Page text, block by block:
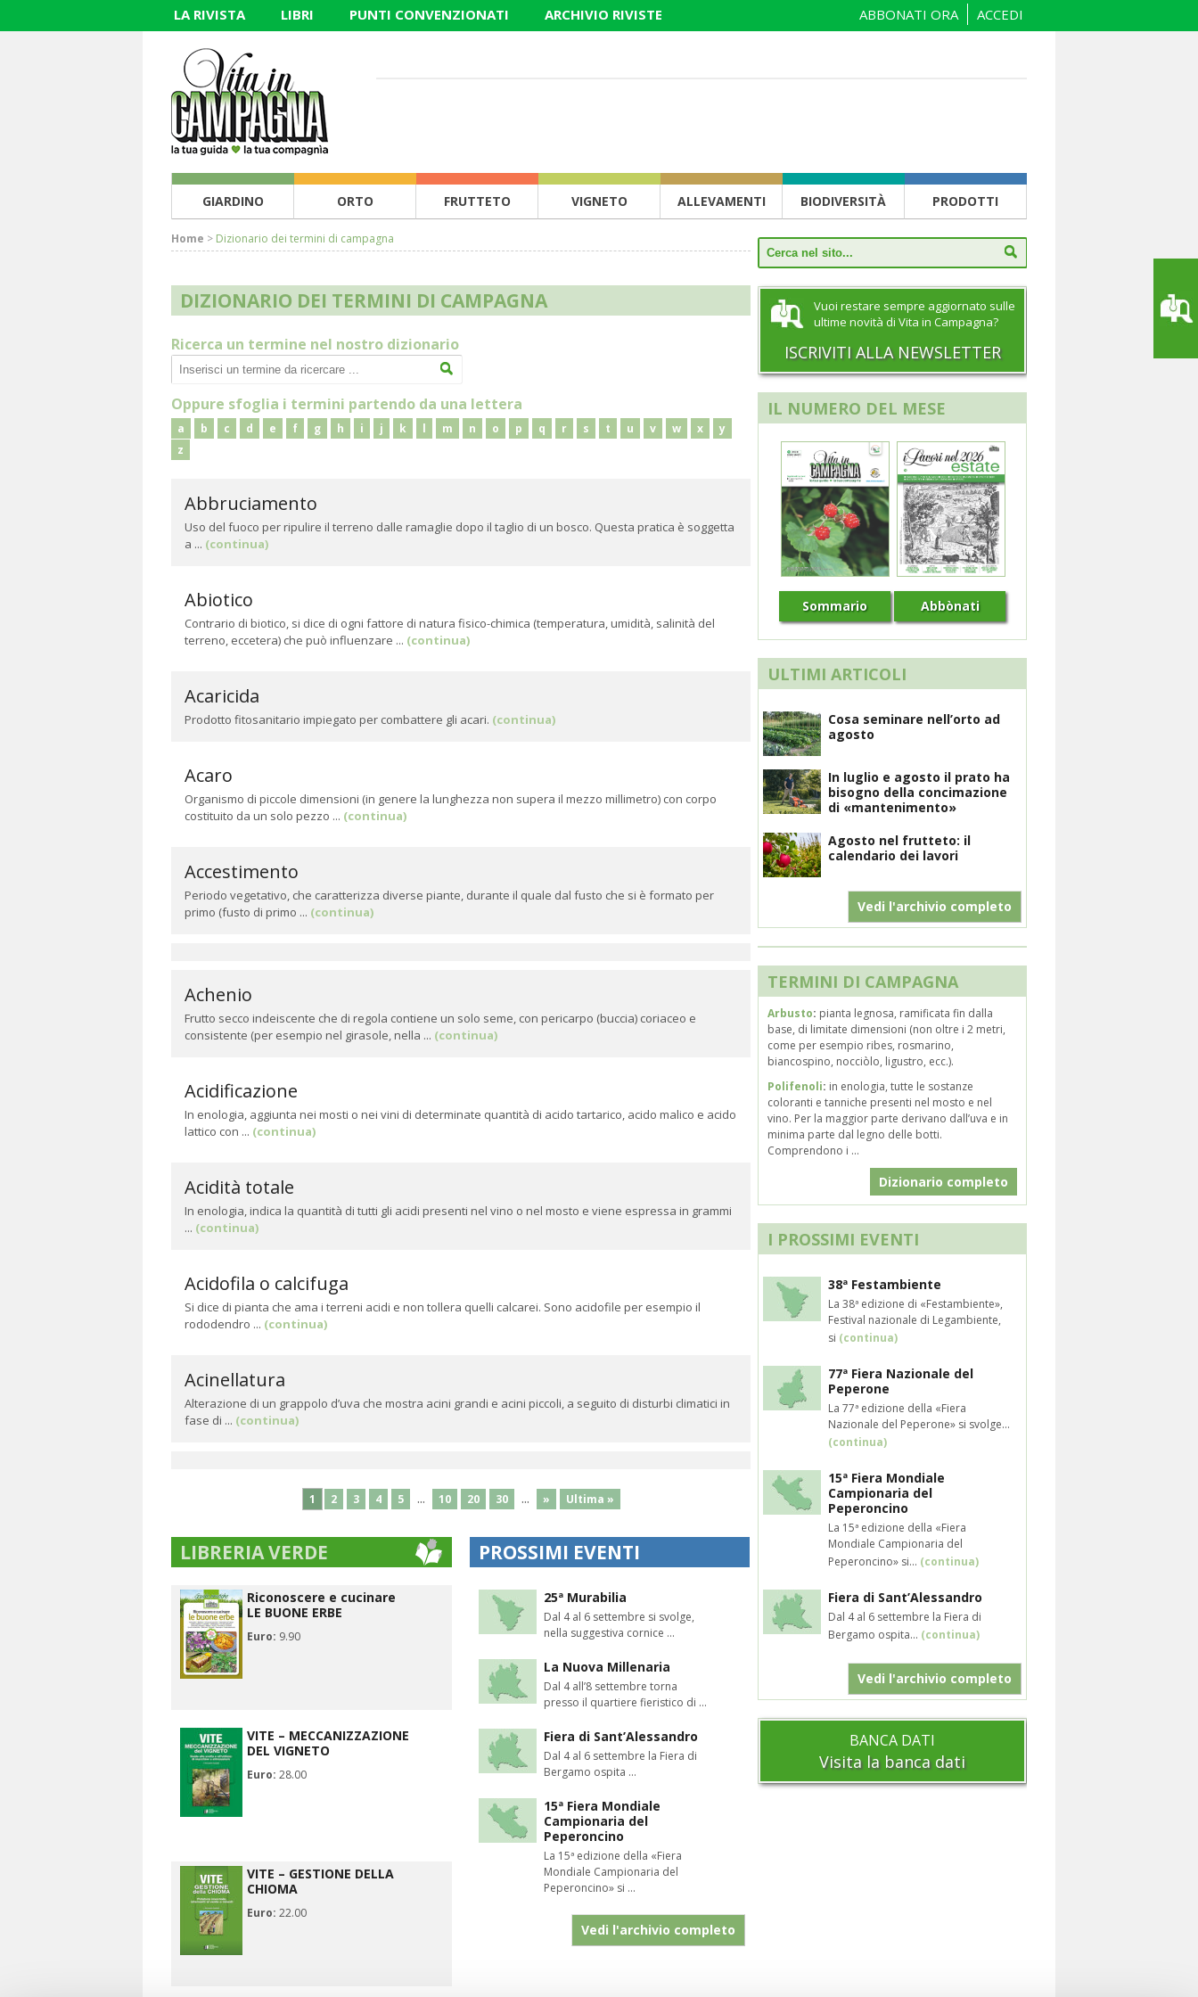
LA RIVISTA LIBRI PUNTI CONVENZIONATI ARCHIVIO RIVISTE ACCEDI
ABBONATI ORA
GIARDINO ORTO FRUTTETO VIGNETO ALLEVAMENTI BIODIVERSITÀ PRODOTTI
Home > Dizionario dei termini di campagna
DIZIONARIO DEI TERMINI DI CAMPAGNA
Ricerca un termine nel nostro dizionario
Oppure sfoglia i termini partendo da una lettera
a b c d e f g h i j k l m n o p q r s t u v w x
y
z
Abbruciamento
Uso del fuoco per ripulire il terreno dalle ramaglie dopo il taglio di un bosco. Questa pratica è soggetta
a ... (continua)
Abiotico
Contrario di biotico, si dice di ogni fattore di natura fisico-chimica (temperatura, umidità, salinità del
terreno, eccetera) che può influenzare ... (continua)
Acaricida
Prodotto fitosanitario impiegato per combattere gli acari. (continua)
Acaro
Organismo di piccole dimensioni (in genere la lunghezza non supera il mezzo millimetro) con corpo
costituito da un solo pezzo ... (continua)
Accestimento
Periodo vegetativo, che caratterizza diverse piante, durante il quale dal fusto che si è formato per
primo (fusto di primo ... (continua)
Achenio
Frutto secco indeiscente che di regola contiene un solo seme, con pericarpo (buccia) coriaceo e
consistente (per esempio nel girasole, nella ... (continua)
Acidificazione
In enologia, aggiunta nei mosti o nei vini di determinate quantità di acido tartarico, acido malico e acido
lattico con ... (continua)
Acidità totale
In enologia, indica la quantità di tutti gli acidi presenti nel vino o nel mosto e viene espressa in grammi
... (continua)
Acidofila o calcifuga
Si dice di pianta che ama i terreni acidi e non tollera quelli calcarei. Sono acidofile per esempio il
rododendro ... (continua)
Acinellatura
Alterazione di un grappolo d’uva che mostra acini grandi e acini piccoli, a seguito di disturbi climatici in
fase di ... (continua)
1 2 3 4 5 ... 10 20 30 ... » Ultima »
LIBRERIA VERDE
Riconoscere e cucinare
LE BUONE ERBE
Euro: 9.90
VITE – MECCANIZZAZIONE
DEL VIGNETO
Euro: 28.00
VITE – GESTIONE DELLA
CHIOMA
Euro: 22.00
PROSSIMI EVENTI
25ª Murabilia
Dal 4 al 6 settembre si svolge,
nella suggestiva cornice ...
La Nuova Millenaria
Dal 4 all’8 settembre torna
presso il quartiere fieristico di ...
Fiera di Sant’Alessandro
Dal 4 al 6 settembre la Fiera di
Bergamo ospita ...
15ª Fiera Mondiale
Campionaria del
Peperoncino
La 15ª edizione della «Fiera
Mondiale Campionaria del
Peperoncino» si ...
Vedi l'archivio completo
Vuoi restare sempre aggiornato sulle
ultime novità di Vita in Campagna?
ISCRIVITI ALLA NEWSLETTER
IL NUMERO DEL MESE
Sommario Abbònati
ULTIMI ARTICOLI
Cosa seminare nell’orto ad
agosto
In luglio e agosto il prato ha
bisogno della concimazione
di «mantenimento»
Agosto nel frutteto: il
calendario dei lavori
Vedi l'archivio completo
TERMINI DI CAMPAGNA
Arbusto: pianta legnosa, ramificata fin dalla
base, di limitate dimensioni (non oltre i 2 metri,
come per esempio ribes, rosmarino,
biancospino, nocciòlo, ligustro, ecc.).
Polifenoli: in enologia, tutte le sostanze
coloranti e tanniche presenti nel mosto e nel
vino. Per la maggior parte derivano dall’uva e in
minima parte dal legno delle botti.
Comprendono i ...
Dizionario completo
I PROSSIMI EVENTI
38ª Festambiente
La 38ª edizione di «Festambiente»,
Festival nazionale di Legambiente,
si (continua)
77ª Fiera Nazionale del
Peperone
La 77ª edizione della «Fiera
Nazionale del Peperone» si svolge...
(continua)
15ª Fiera Mondiale
Campionaria del
Peperoncino
La 15ª edizione della «Fiera
Mondiale Campionaria del
Peperoncino» si... (continua)
Fiera di Sant’Alessandro
Dal 4 al 6 settembre la Fiera di
Bergamo ospita... (continua)
Vedi l'archivio completo
BANCA DATI
Visita la banca dati